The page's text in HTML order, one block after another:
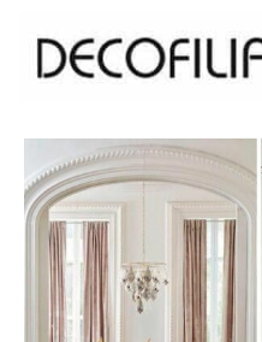
contenido